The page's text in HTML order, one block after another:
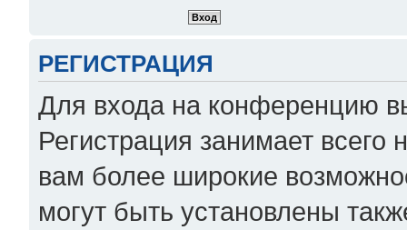
РЕГИСТРАЦИЯ
Для входа на конференцию
Регистрация занимает всего
вам более широкие
могут быть установлены